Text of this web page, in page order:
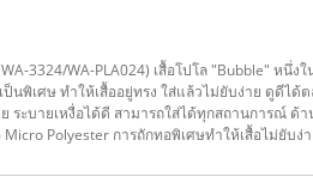
3324/WA-PLA024) เสื้อโปโล "Bubble" ห
นพิเศษ ทำให้เสื้ออยู่ทรง ใส่แล้วไม่ยับง่าย ดูดีได้
ระบายเหงื่อได้ดี สามารถใส่ได้ทุกสถานการณ์ ด้า
Micro Polyester การถักทอพิเศษทำให้เสื้อไม่ยับ